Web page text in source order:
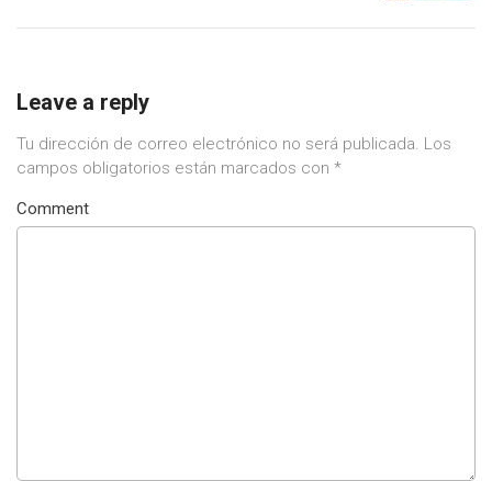
Leave a reply
Tu dirección de correo electrónico no será publicada. Los
campos obligatorios están marcados con *
Comment